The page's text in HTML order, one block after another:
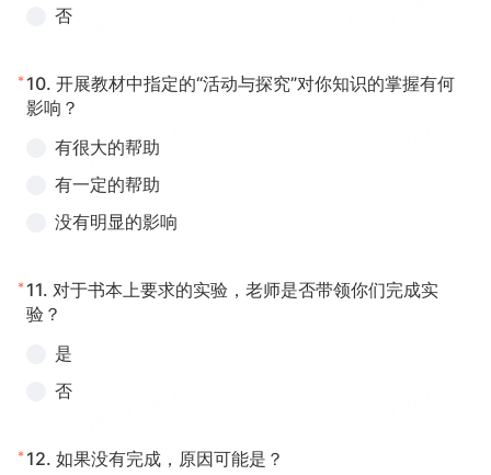
否
* 10. 开展教材中指定的“活动与探究”对你知识的掌握有何
影响？
有很大的帮助
有一定的帮助
没有明显的影响
* 11. 对于书本上要求的实验，老师是否带领你们完成实
验？
是
否
* 12. 如果没有完成，原因可能是？